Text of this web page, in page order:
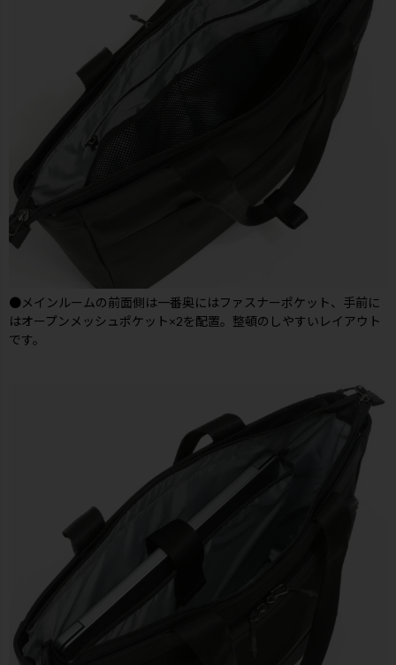
●メインルームの前面側は一番奥にはファスナーポケット、手前に
はオープンメッシュポケット×2を配置。整頓のしやすいレイアウト
です。